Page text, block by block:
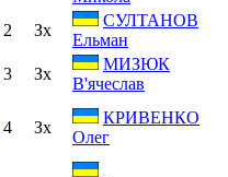
2 Зх
СУЛТАНОВ
Ельман
3 Зх
МИЗЮК
В'ячеслав
4 Зх
КРИВЕНКО
Олег